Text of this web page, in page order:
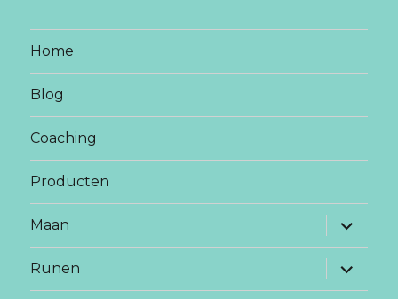
Home
Blog
Coaching
Producten
Maan
vouw
sub-
menu
uit
Runen
vouw
sub-
menu